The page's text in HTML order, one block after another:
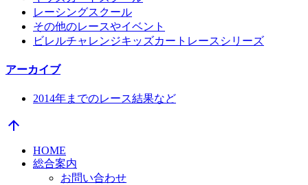
レーシングスクール
その他のレースやイベント
ビレルチャレンジキッズカートレースシリーズ
アーカイブ
2014年までのレース結果など
arrow_upward
HOME
総合案内
お問い合わせ